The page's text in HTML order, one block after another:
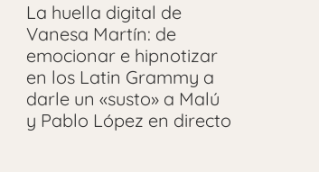
La huella digital de
Vanesa Martín: de
emocionar e hipnotizar
en los Latin Grammy a
darle un «susto» a Malú
y Pablo López en directo